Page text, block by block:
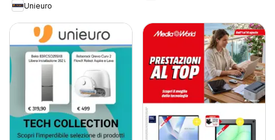
Unieuro